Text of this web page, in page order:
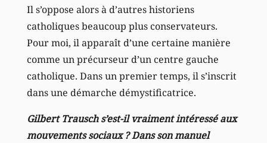
Il s’oppose alors à d’autres historiens
catholiques beaucoup plus conservateurs.
Pour moi, il apparaît d’une certaine manière
comme un précurseur d’un centre gauche
catholique. Dans un premier temps, il s’inscrit
dans une démarche démystificatrice.
Gilbert Trausch s’est-il vraiment intéressé aux
mouvements sociaux ? Dans son manuel